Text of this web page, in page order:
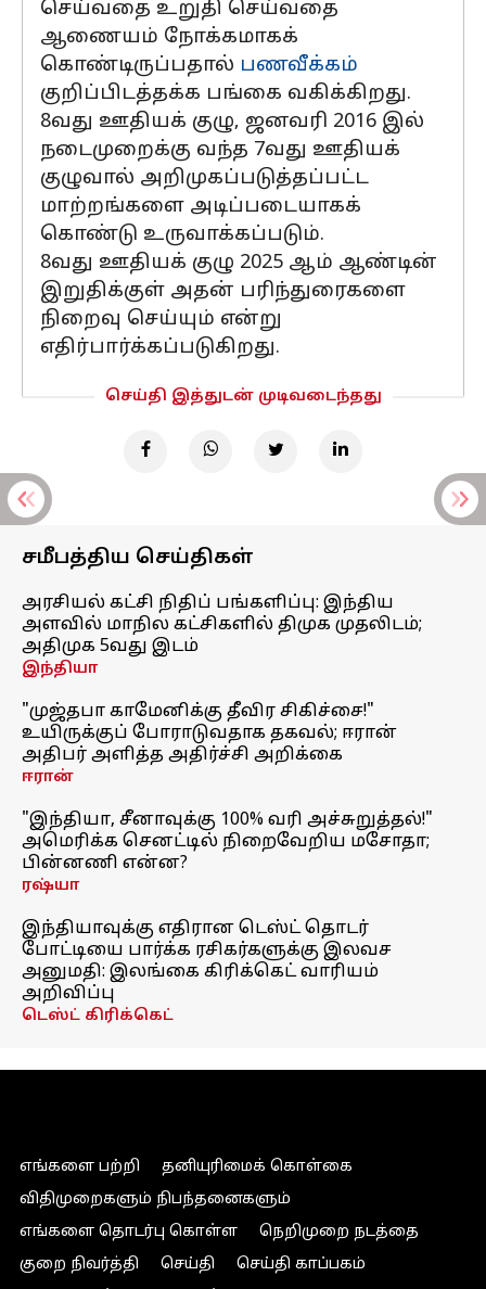
செய்வதை உறுதி செய்வதை
ஆணையம் நோக்கமாகக்
கொண்டிருப்பதால் பணவீக்கம்
குறிப்பிடத்தக்க பங்கை வகிக்கிறது.
8வது ஊதியக் குழு, ஜனவரி 2016 இல்
நடைமுறைக்கு வந்த 7வது ஊதியக்
குழுவால் அறிமுகப்படுத்தப்பட்ட
மாற்றங்களை அடிப்படையாகக்
கொண்டு உருவாக்கப்படும்.
8வது ஊதியக் குழு 2025 ஆம் ஆண்டின்
இறுதிக்குள் அதன் பரிந்துரைகளை
நிறைவு செய்யும் என்று
எதிர்பார்க்கப்படுகிறது.
செய்தி இத்துடன் முடிவடைந்தது
சமீபத்திய செய்திகள்
அரசியல் கட்சி நிதிப் பங்களிப்பு: இந்திய
அளவில் மாநில கட்சிகளில் திமுக முதலிடம்;
அதிமுக 5வது இடம்
இந்தியா
"முஜ்தபா காமேனிக்கு தீவிர சிகிச்சை!"
உயிருக்குப் போராடுவதாக தகவல்; ஈரான்
அதிபர் அளித்த அதிர்ச்சி அறிக்கை
ஈரான்
"இந்தியா, சீனாவுக்கு 100% வரி அச்சுறுத்தல்!"
அமெரிக்க செனட்டில் நிறைவேறிய மசோதா;
பின்னணி என்ன?
ரஷ்யா
இந்தியாவுக்கு எதிரான டெஸ்ட் தொடர்
போட்டியை பார்க்க ரசிகர்களுக்கு இலவச
அனுமதி: இலங்கை கிரிக்கெட் வாரியம்
அறிவிப்பு
டெஸ்ட் கிரிக்கெட்
எங்களை பற்றி
தனியுரிமைக் கொள்கை
விதிமுறைகளும் நிபந்தனைகளும்
எங்களை தொடர்பு கொள்ள
நெறிமுறை நடத்தை
குறை நிவர்த்தி
செய்தி
செய்தி காப்பகம்